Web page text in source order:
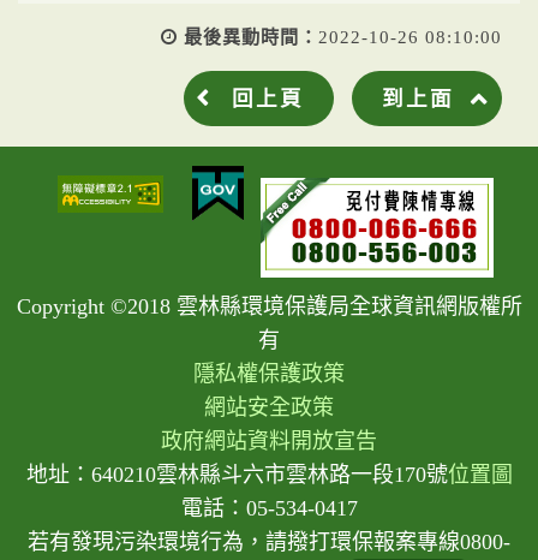
最後異動時間： 2022-10-26 08:10:00
回上頁 到上面
Copyright ©2018 雲林縣環境保護局全球資訊網版權所
有
隱私權保護政策
網站安全政策
政府網站資料開放宣告
地址：640210雲林縣斗六市雲林路一段170號位置圖
電話：05-534-0417
若有發現污染環境行為，請撥打環保報案專線0800-